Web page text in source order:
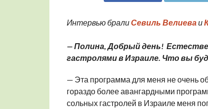
Интервью бралиСевиль Велиеваи
— Полина, Добрый день!
гастролями в Израиле. Что вы
— Эта программа для меня не очень
гораздо более авангардными
сольных гастролей в Израиле меня